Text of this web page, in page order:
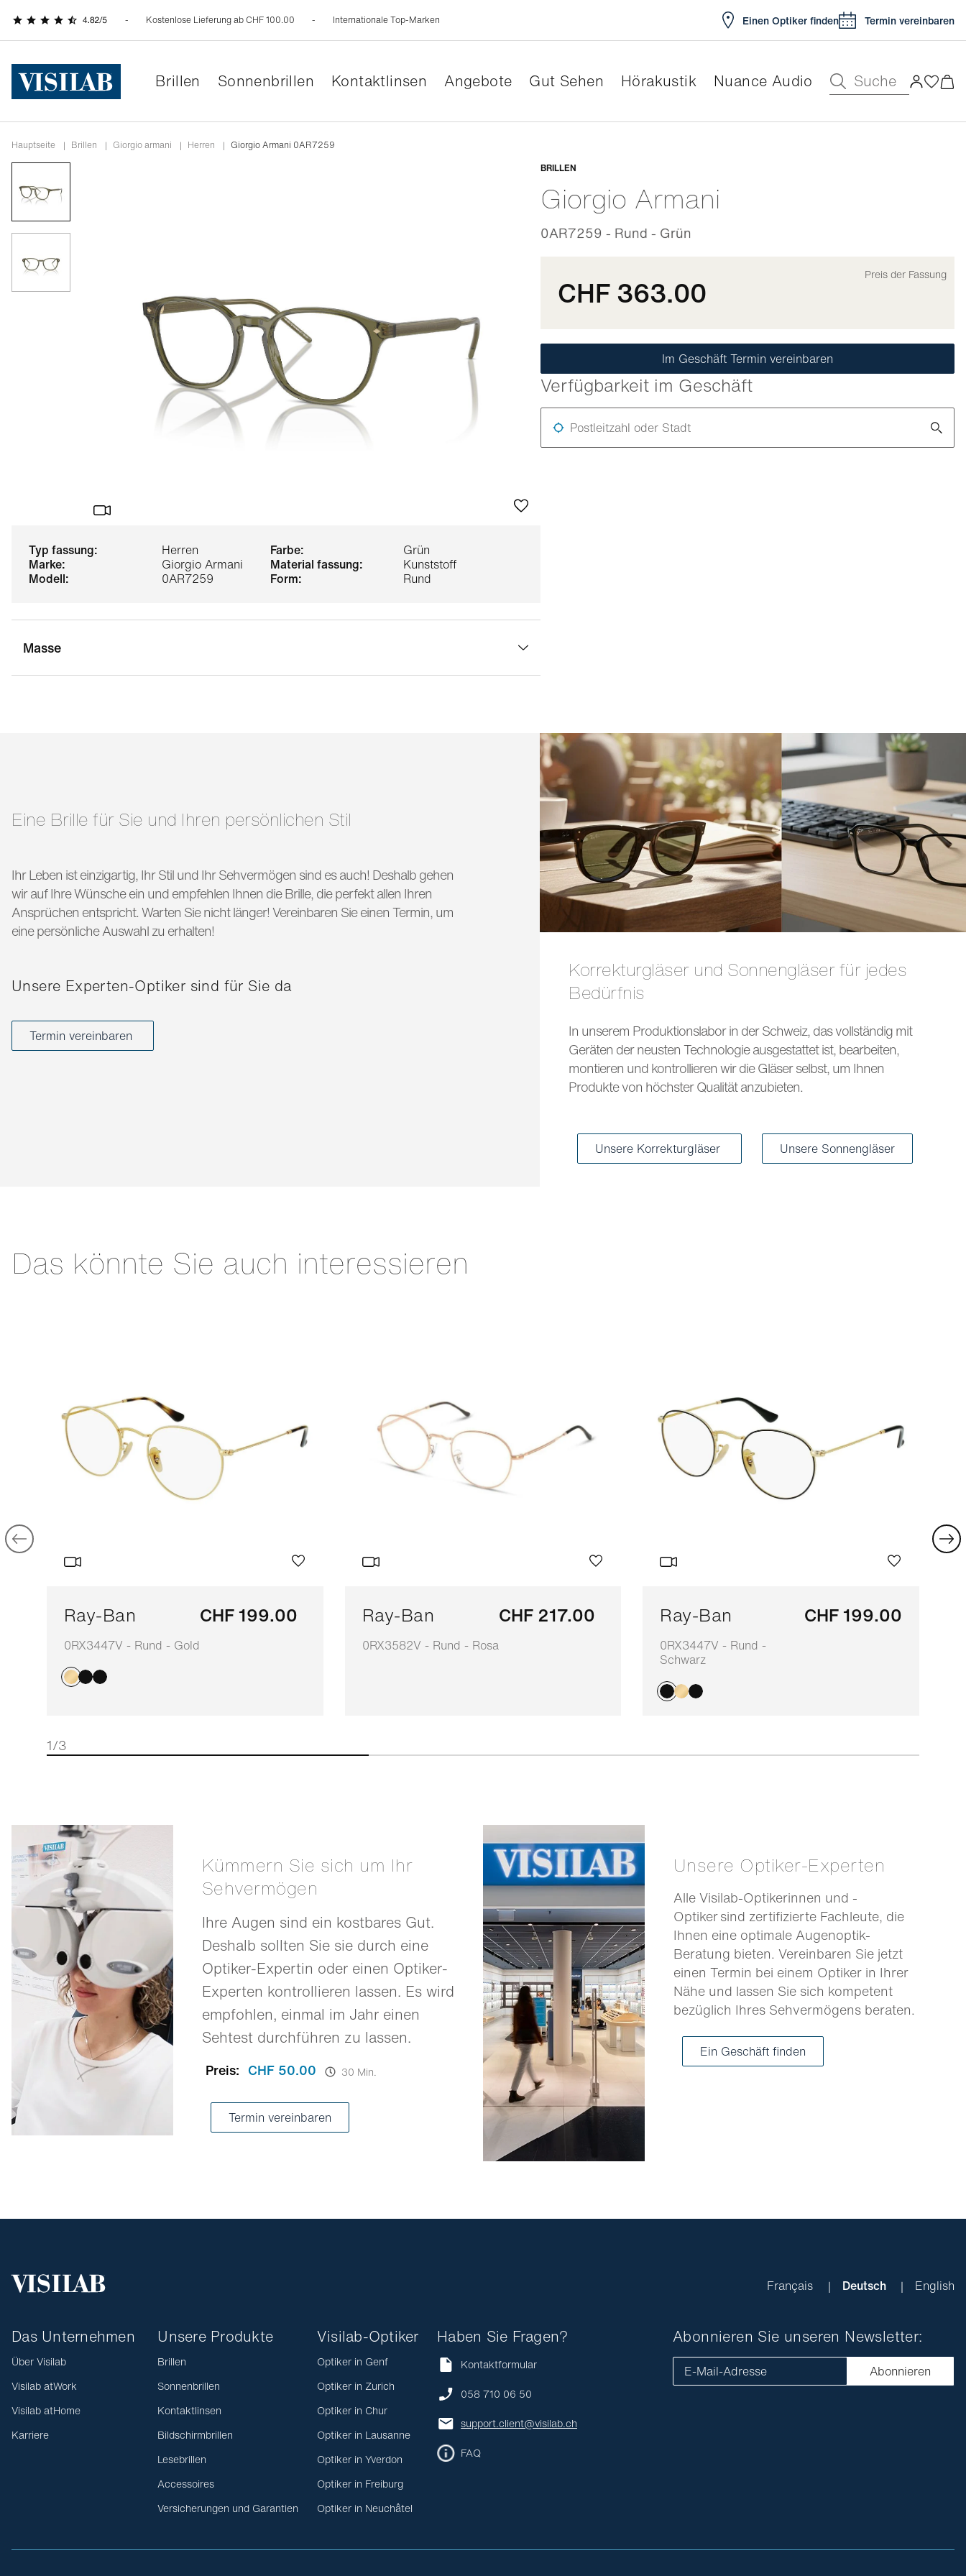
Kostenlose Lieferung ab CHF 100.00 Internationale Top-Marken Einen Optiker finden Termin vereinbaren
Brillen Sonnenbrillen Kontaktlinsen Angebote Gut Sehen Hörakustik Nuance Audio Suche
Hauptseite | Brillen | giorgio armani | herren | Giorgio Armani 0AR7259
typ fassung: Herren farbe:
Grün
marke:
Giorgio Armani material fassung:
Kunststoff
modell:
0AR7259 form: Rund
Masse
BRILLEN
Giorgio Armani
0AR7259 - Rund - Grün
Anpassbar
CHF 363.00 Preis der Fassung
Im Geschäft Termin vereinbaren
Verfügbarkeit im Geschäft
Postleitzahl oder Stadt
Eine Brille für Sie und Ihren persönlichen Stil
Ihr Leben ist einzigartig, Ihr Stil und Ihr Sehvermögen sind es auch! Deshalb gehen
wir auf Ihre Wünsche ein und empfehlen Ihnen die Brille, die perfekt allen Ihren
Ansprüchen entspricht. Warten Sie nicht länger! Vereinbaren Sie einen Termin, um
eine persönliche Auswahl zu erhalten!
Unsere Experten-Optiker sind für Sie da
Termin vereinbaren
Korrekturgläser und Sonnengläser für jedes
Bedürfnis
In unserem Produktionslabor in der Schweiz, das vollständig mit
Geräten der neusten Technologie ausgestattet ist, bearbeiten,
montieren und kontrollieren wir die Gläser selbst, um Ihnen
Produkte von höchster Qualität anzubieten.
Unsere Korrekturgläser Unsere Sonnengläser
Das könnte Sie auch interessieren
Ray-Ban
0RX3447V - Rund - Gold
CHF 199.00 Ray-Ban
0RX3582V - Rund - Rosa
CHF 217.00 Ray-Ban
0RX3447V - Rund -
Schwarz
CHF 199.00
1/3
Kümmern Sie sich um Ihr
Sehvermögen
Ihre Augen sind ein kostbares Gut.
Deshalb sollten Sie sie durch eine
Optiker-Expertin oder einen Optiker-
Experten kontrollieren lassen. Es wird
empfohlen, einmal im Jahr einen
Sehtest durchführen zu lassen.
Preis: CHF 50.00 30 Min.
Termin vereinbaren
Unsere Optiker-Experten
Alle Visilab-Optikerinnen und -
Optiker sind zertifizierte Fachleute, die
Ihnen eine optimale Augenoptik-
Beratung bieten. Vereinbaren Sie jetzt
einen Termin bei einem Optiker in Ihrer
Nähe und lassen Sie sich kompetent
bezüglich Ihres Sehvermögens beraten.
Ein Geschäft finden
Français Deutsch English
Das Unternehmen
Über Visilab
Visilab atWork
Visilab atHome
Karriere
Unsere Produkte
Brillen
Sonnenbrillen
Kontaktlinsen
Bildschirmbrillen
Lesebrillen
Accessoires
Versicherungen und Garantien
Visilab-Optiker
Optiker in Genf
Optiker in Zurich
Optiker in Chur
Optiker in Lausanne
Optiker in Yverdon
Optiker in Freiburg
Optiker in Neuchâtel
Haben Sie Fragen?
Kontaktformular
058 710 06 50
support.client@visilab.ch
FAQ
Abonnieren Sie unseren Newsletter:
E-Mail-Adresse Abonnieren